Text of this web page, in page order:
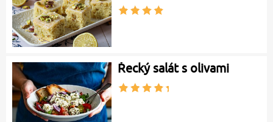
Řecký salát s olivami